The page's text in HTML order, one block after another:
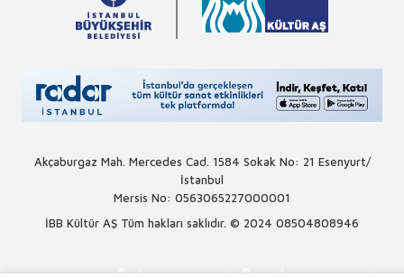
Akçaburgaz Mah. Mercedes Cad. 1584 Sokak No: 21 Esenyurt/
İstanbul
Mersis No: 0563065227000001
İBB Kültür AŞ Tüm hakları saklıdır. © 2024 08504808946